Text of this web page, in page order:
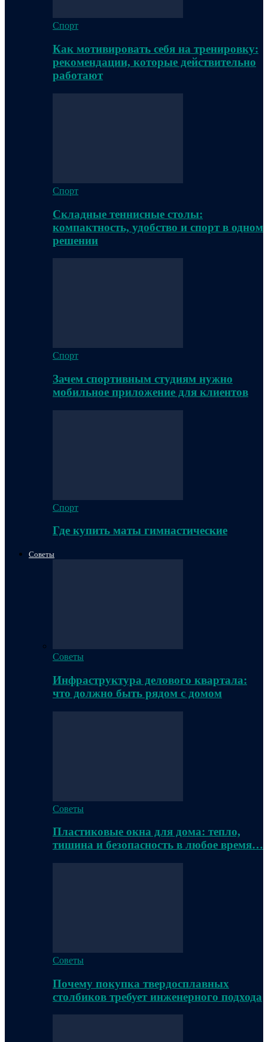
Спорт
Как мотивировать себя на тренировку:
рекомендации, которые действительно
работают
Спорт
Складные теннисные столы:
компактность, удобство и спорт в одном
решении
Спорт
Зачем спортивным студиям нужно
мобильное приложение для клиентов
Спорт
Где купить маты гимнастические
Советы
Советы
Инфраструктура делового квартала:
что должно быть рядом с домом
Советы
Пластиковые окна для дома: тепло,
тишина и безопасность в любое время…
Советы
Почему покупка твердосплавных
столбиков требует инженерного подхода